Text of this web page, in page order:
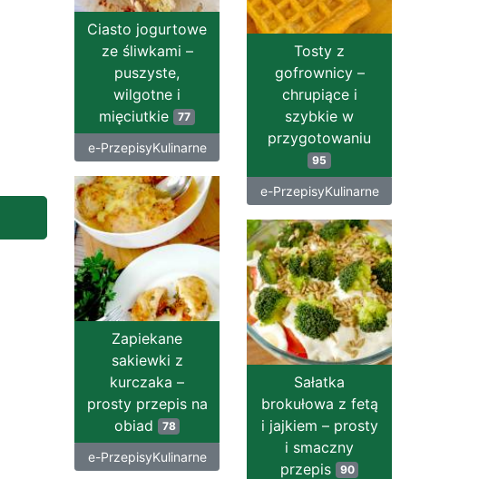
Ciasto jogurtowe
ze śliwkami –
puszyste,
wilgotne i
mięciutkie 77
e-PrzepisyKulinarne
Tosty z
gofrownicy –
chrupiące i
szybkie w
przygotowaniu
95
e-PrzepisyKulinarne
Zapiekane
sakiewki z
kurczaka –
prosty przepis na
obiad
78
e-PrzepisyKulinarne
Sałatka
brokułowa z fetą
i jajkiem – prosty
i smaczny
przepis
90